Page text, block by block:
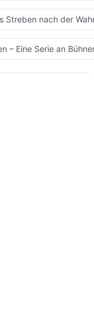
Streben nach der
– Eine Serie an